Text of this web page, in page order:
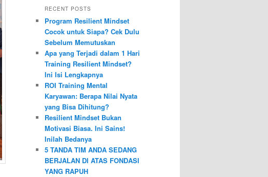
RECENT POSTS
Program Resilient Mindset
Cocok untuk Siapa? Cek Dulu
Sebelum Memutuskan
Apa yang Terjadi dalam 1 Hari
Training Resilient Mindset?
Ini Isi Lengkapnya
ROI Training Mental
Karyawan: Berapa Nilai Nyata
yang Bisa Dihitung?
Resilient Mindset Bukan
Motivasi Biasa. Ini Sains!
Inilah Bedanya
5 TANDA TIM ANDA SEDANG
BERJALAN DI ATAS FONDASI
YANG RAPUH